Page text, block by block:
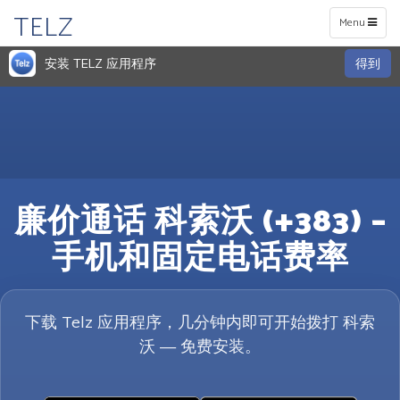
Toggle
navigation
Menu
TELZ
安装 TELZ 应用程序 得到
廉价通话 科索沃 (+383) –
手机和固定电话费率
下载 Telz 应用程序，几分钟内即可开始拨打 科索
沃 — 免费安装。